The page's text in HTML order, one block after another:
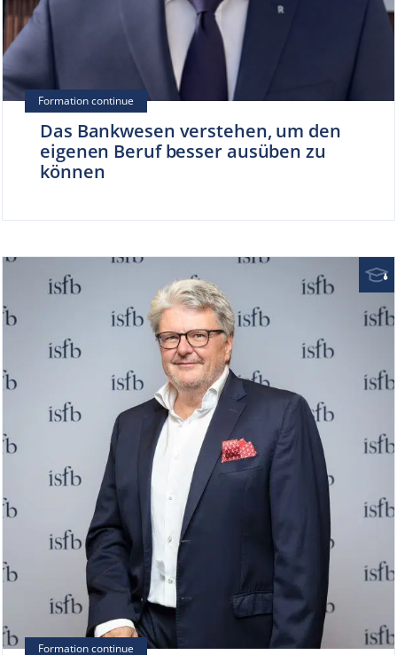
Das Bankwesen verstehen, um den
eigenen Beruf besser ausüben zu
können